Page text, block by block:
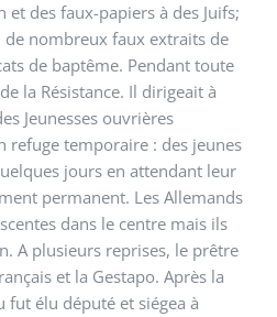
et des faux-papiers à des Juifs;
nombreux faux extraits de
de baptême. Pendant toute
la Résistance. Il dirigeait à
Jeunesses ouvrières
refuge temporaire : des jeunes
jours en attendant leur
permanent. Les Allemands
dans le centre mais ils
A plusieurs reprises, le prêtre
et la Gestapo. Après la
fut élu député et siégea à